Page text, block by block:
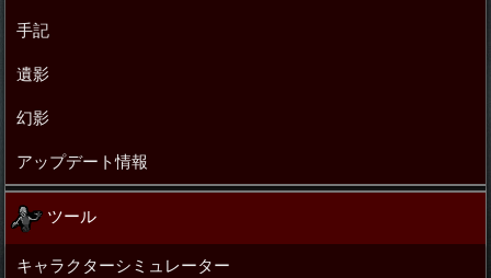
手記
遺影
幻影
アップデート情報
ツール
キャラクターシミュレーター